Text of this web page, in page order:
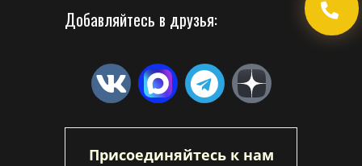
Добавляйтесь в друзья:
Присоединяйтесь к нам